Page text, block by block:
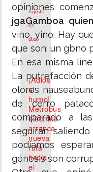
Agosto
07,
2026
¡Adiós
al
humo!
Metrobus
eléctrico
arranca
nueva
ruta
hacia
el
opiniones
jgaGamboa
vino, vino. Hay
que son: un gbno
En esa misma
La putrefacción
olores
de cerro
comparado a
seguirán
podíamos
génesis son